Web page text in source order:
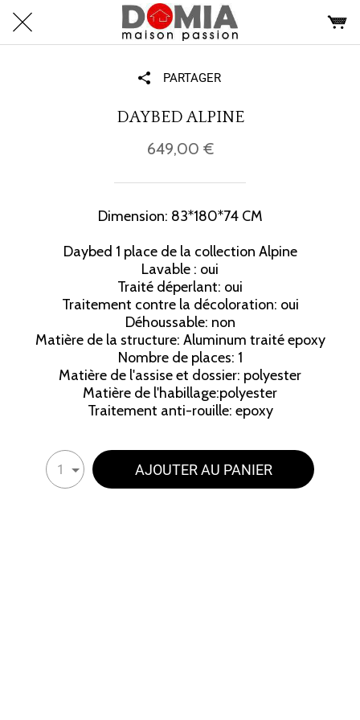
PARTAGER
DAYBED ALPINE
649,00 €
Dimension: 83*180*74 CM
Daybed 1 place de la collection Alpine
Lavable : oui
Traité déperlant: oui
Traitement contre la décoloration: oui
Déhoussable: non
Matière de la structure: Aluminum traité epoxy
Nombre de places: 1
Matière de l'assise et dossier: polyester
Matière de l'habillage:polyester
Traitement anti-rouille: epoxy
1 AJOUTER AU PANIER